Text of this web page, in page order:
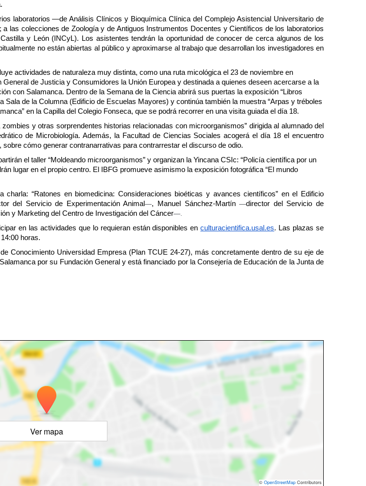
laboratorios —de Análisis Clínicos y Bioquímica Clínica del Complejo Asistencial Universitario de
a las colecciones de Zoología y de Antiguos Instrumentos Docentes y Científicos de los laboratorios
y León (INCyL). Los asistentes tendrán la oportunidad de conocer de cerca algunos de los
no están abiertas al público y aproximarse al trabajo que desarrollan los investigadores en
actividades de naturaleza muy distinta, como una ruta micológica el 23 de noviembre en
de Justicia y Consumidores la Unión Europea y destinada a quienes deseen acercarse a la
con Salamanca. Dentro de la Semana de la Ciencia abrirá sus puertas la exposición “Libros
Sala de la Columna (Edificio de Escuelas Mayores) y continúa también la muestra “Arpas y tréboles
en la Capilla del Colegio Fonseca, que se podrá recorrer en una visita guiada el día 18.
y otras sorprendentes historias relacionadas con microorganismos” dirigida al alumnado del
de Microbiología. Además, la Facultad de Ciencias Sociales acogerá el día 18 el encuentro
cómo generar contranarrativas para contrarrestar el discurso de odio.
el taller “Moldeando microorganismos” y organizan la Yincana CSIc: “Policía científica por un
lugar en el propio centro. El IBFG promueve asimismo la exposición fotográfica “El mundo
“Ratones en biomedicina: Consideraciones bioéticas y avances científicos” en el Edificio
del Servicio de Experimentación Animal—, Manuel Sánchez-Martín —director del Servicio de
y Marketing del Centro de Investigación del Cáncer—.
en las actividades que lo requieran están disponibles en culturacientifica.usal.es. Las plazas se
horas.
Conocimiento Universidad Empresa (Plan TCUE 24-27), más concretamente dentro de su eje de
por su Fundación General y está financiado por la Consejería de Educación de la Junta de
Ver mapa
© OpenStreetMap Contributors